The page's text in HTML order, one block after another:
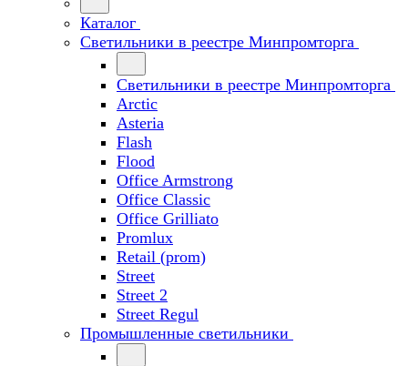
Каталог
Светильники в реестре Минпромторга
Светильники в реестре Минпромторга
Arctic
Asteria
Flash
Flood
Office Armstrong
Office Classic
Office Grilliato
Promlux
Retail (prom)
Street
Street 2
Street Regul
Промышленные светильники